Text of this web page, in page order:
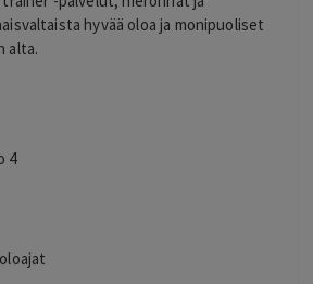
hyvää oloa ja monipuoliset
alta.
4